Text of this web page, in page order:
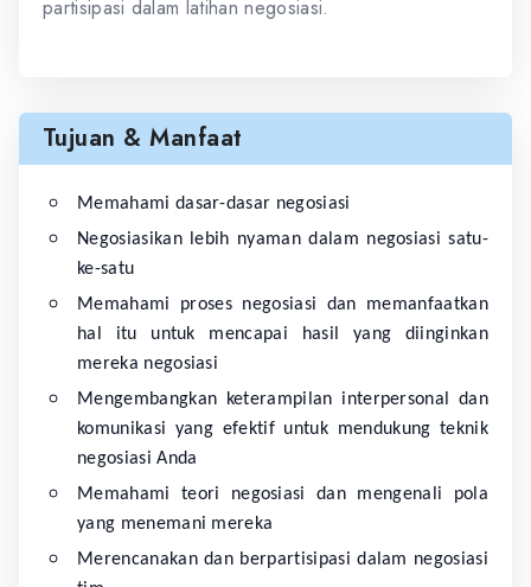
partisipasi dalam latihan negosiasi.
Tujuan & Manfaat
Memahami dasar-dasar negosiasi
Negosiasikan lebih nyaman dalam negosiasi satu-
ke-satu
Memahami proses negosiasi dan memanfaatkan
hal itu untuk mencapai hasil yang diinginkan
mereka negosiasi
Mengembangkan keterampilan interpersonal dan
komunikasi yang efektif untuk mendukung teknik
negosiasi Anda
Memahami teori negosiasi dan mengenali pola
yang menemani mereka
Merencanakan dan berpartisipasi dalam negosiasi